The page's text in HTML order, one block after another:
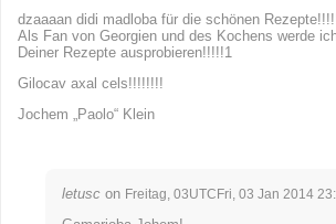
dzaaaan didi madloba für die schönen
Als Fan von Georgien und des Kochens werde
Deiner Rezepte ausprobieren!!!!!1
Gilocav axal cels!!!!!!!!
Jochem „Paolo“ Klein
letusc on Freitag, 03UTCFri, 03 Jan 2014